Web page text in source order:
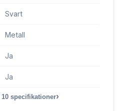
Svart
Metall
Ja
Ja
10 specifikationer›